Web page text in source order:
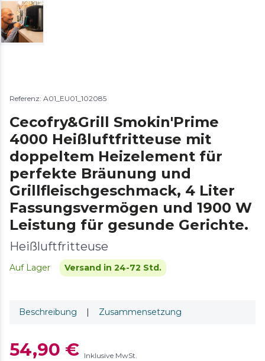
Referenz: A01_EU01_102085
Cecofry&Grill Smokin'Prime
4000 Heißluftfritteuse mit
doppeltem Heizelement für
perfekte Bräunung und
Grillfleischgeschmack, 4 Liter
Fassungsvermögen und 1900 W
Leistung für gesunde Gerichte.
Heißluftfritteuse
Auf Lager Versand in 24-72 Std.
Beschreibung | Zusammensetzung
54,90 € Inklusive MwSt.